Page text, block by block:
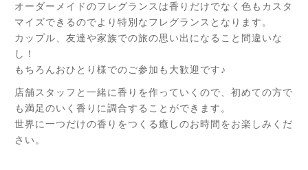
オーダーメイドのフレグランスは香りだけでなく色もカスタ
マイズできるのでより特別なフレグランスとなります。
カップル、友達や家族での旅の思い出になること間違いな
し！
もちろんおひとり様でのご参加も大歓迎です♪
店舗スタッフと一緒に香りを作っていくので、初めての方で
も満足のいく香りに調合することができます。
世界に一つだけの香りをつくる癒しのお時間をお楽しみくだ
さい。